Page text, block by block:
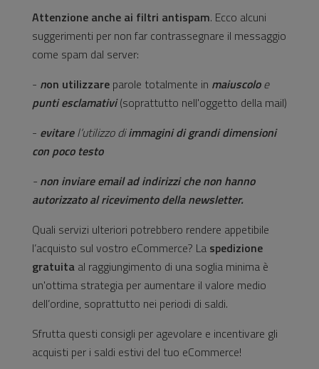
Attenzione anche ai filtri antispam. Ecco alcuni
suggerimenti per non far contrassegnare il messaggio
come spam dal server:
- non utilizzareparole totalmente in maiuscoloe
punti esclamativi(soprattutto nell'oggetto della mail)
- evitarel’utilizzo diimmagini di grandi dimensioni
con poco testo
- non inviare email ad indirizzi che non hanno
autorizzato al ricevimento della newsletter.
Quali servizi ulteriori potrebbero rendere appetibile
l’acquisto sul vostro eCommerce? La spedizione
gratuitaal raggiungimento di una soglia minima è
un'ottima strategia per aumentare il valore medio
dell’ordine, soprattutto nei periodi di saldi.
Sfrutta questi consigli per agevolare e incentivare gli
acquisti per i saldi estivi del tuo eCommerce!